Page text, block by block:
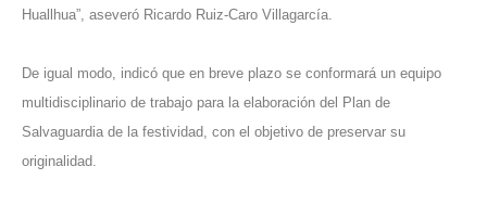
Huallhua”, aseveró Ricardo Ruiz-Caro Villagarcía.
De igual modo, indicó que en breve plazo se conformará un equipo
multidisciplinario de trabajo para la elaboración del Plan de
Salvaguardia de la festividad, con el objetivo de preservar su
originalidad.